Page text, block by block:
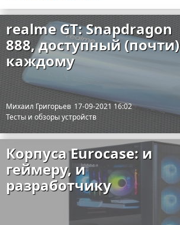
realme GT: Snapdragon
888, доступный (почти)
каждому
Михаил Григорьев 17-09-2021 16:02
Тесты и обзоры устройств
Корпуса Eurocase: и
геймеру, и
разработчику